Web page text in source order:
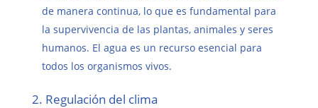
de manera continua, lo que es fundamental para
la supervivencia de las plantas, animales y seres
humanos. El agua es un recurso esencial para
todos los organismos vivos.
2. Regulación del clima